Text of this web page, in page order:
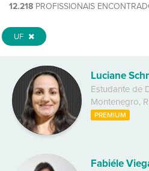
12.218PROFISSIONAIS
UF
Luciane
Estudante de
Montenegro,
PREMIUM
Fabiéle